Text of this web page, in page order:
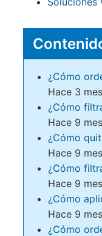
¿Cómo
Hace 3
¿Cómo
Hace 9
¿Cómo
Hace 9
¿Cómo
Hace 9
¿Cómo
Hace 9
¿Cómo